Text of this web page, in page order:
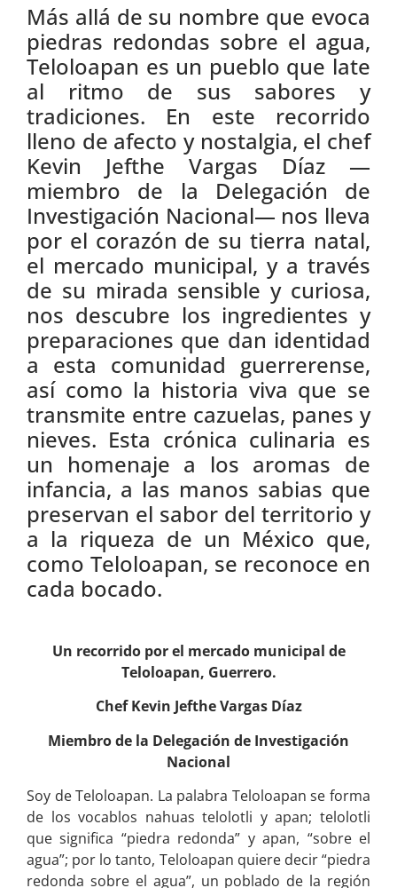
Más allá de su nombre que evoca
piedras redondas sobre el agua,
Teloloapan es un pueblo que late
al ritmo de sus sabores y
tradiciones. En este recorrido
lleno de afecto y nostalgia, el chef
Kevin Jefthe Vargas Díaz —
miembro de la Delegación de
Investigación Nacional— nos lleva
por el corazón de su tierra natal,
el mercado municipal, y a través
de su mirada sensible y curiosa,
nos descubre los ingredientes y
preparaciones que dan identidad
a esta comunidad guerrerense,
así como la historia viva que se
transmite entre cazuelas, panes y
nieves. Esta crónica culinaria es
un homenaje a los aromas de
infancia, a las manos sabias que
preservan el sabor del territorio y
a la riqueza de un México que,
como Teloloapan, se reconoce en
cada bocado.
Un recorrido por el mercado municipal de
Teloloapan, Guerrero.
Chef Kevin Jefthe Vargas Díaz
Miembro de la Delegación de Investigación
Nacional
Soy de Teloloapan. La palabra Teloloapan se forma
de los vocablos nahuas telolotli y apan; telolotli
que significa “piedra redonda” y apan, “sobre el
agua”; por lo tanto, Teloloapan quiere decir “piedra
redonda sobre el agua”, un poblado de la región